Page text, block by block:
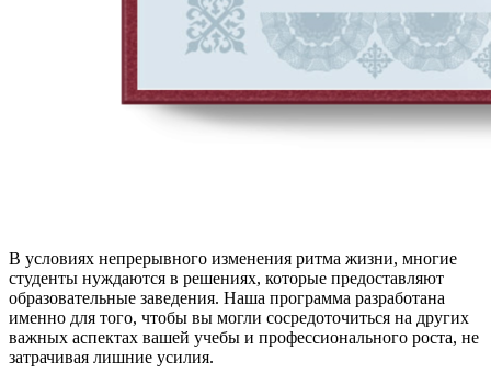
В условиях непрерывного изменения ритма жизни, многие
студенты нуждаются в решениях, которые предоставляют
образовательные заведения. Наша программа разработана
именно для того, чтобы вы могли сосредоточиться на других
важных аспектах вашей учебы и профессионального роста, не
затрачивая лишние усилия.